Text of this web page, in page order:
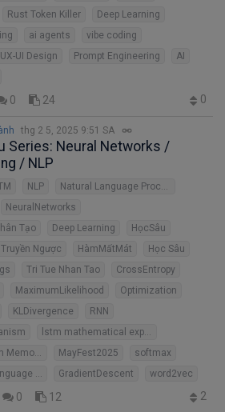
Rust Token Killer
Deep Learning
ai agents
vibe coding
UX-UI Design Prompt Engineering
AI
0 24 0
thg 2 5, 2025 9:51 SA
Series: Neural Networks /
/ NLP
NLP
NeuralNetworks
Tạo
Deep Learning
HọcSâu
Ngược HàmMấtMát
Học Sâu
Tri Tue Nhan Tao
CrossEntropy
MaximumLikelihood
Optimization
KLDivergence
RNN
MayFest2025
softmax
GradientDescent word2vec
0 12 2